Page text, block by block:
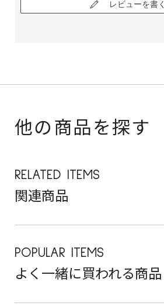
レビューを書く
他の商品を探す
RELATED ITEMS
関連商品
POPULAR ITEMS
よく一緒に買われる商品